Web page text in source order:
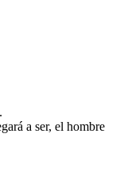
a ser, el hombre